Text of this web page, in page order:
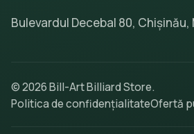
Bulevardul Decebal 80, Chișinău,
© 2026 Bill-Art Billiard Store.
Politica de confidențialitateOfertă